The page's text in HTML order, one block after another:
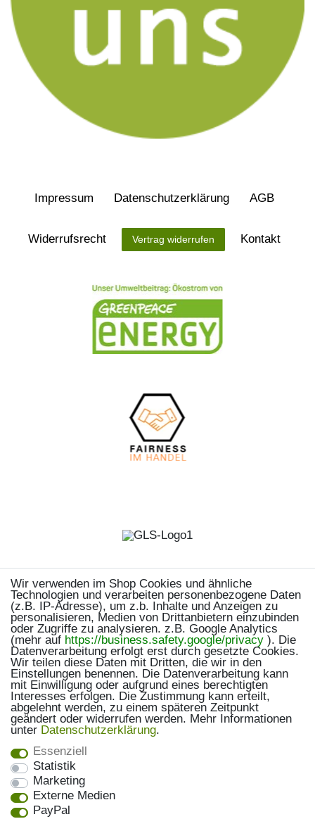
Impressum Daten­schutz­erklärung AGB
Widerrufs­recht Vertrag widerrufen Kontakt
Wir verwenden im Shop Cookies und ähnliche
Technologien und verarbeiten personenbezogene Daten
(z.B. IP-Adresse), um z.b. Inhalte und Anzeigen zu
personalisieren, Medien von Drittanbietern einzubinden
oder Zugriffe zu analysieren. z.B. Google Analytics
(mehr auf https://business.safety.google/privacy ). Die
Datenverarbeitung erfolgt erst durch gesetzte Cookies.
Wir teilen diese Daten mit Dritten, die wir in den
Einstellungen benennen. Die Datenverarbeitung kann
mit Einwilligung oder aufgrund eines berechtigten
Interesses erfolgen. Die Zustimmung kann erteilt,
abgelehnt werden, zu einem späteren Zeitpunkt
geändert oder widerrufen werden. Mehr Informationen
unter Daten­schutz­erklärung.
Essenziell
Statistik
Marketing
Externe Medien
PayPal